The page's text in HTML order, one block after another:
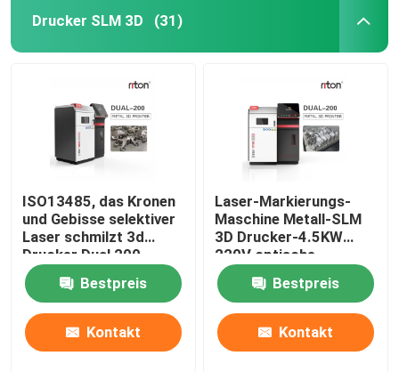
Drucker SLM 3D (31)
ISO13485, das Kronen
und Gebisse selektiver
Laser schmilzt 3d
Drucker Dual 200
herstellt
Bestpreis
Kontakt
Laser-Markierungs-
Maschine Metall-SLM
3D Drucker-4.5KW
220V optische
Bestpreis
Kontakt